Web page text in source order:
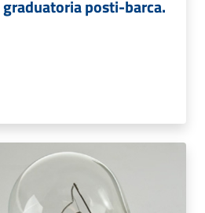
posti-barca.